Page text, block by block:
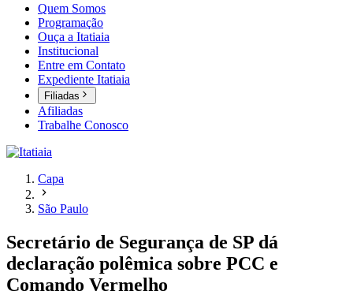
Quem Somos
Programação
Ouça a Itatiaia
Institucional
Entre em Contato
Expediente Itatiaia
Filiadas
Afiliadas
Trabalhe Conosco
Capa
São Paulo
Secretário de Segurança de SP dá
declaração polêmica sobre PCC e
Comando Vermelho